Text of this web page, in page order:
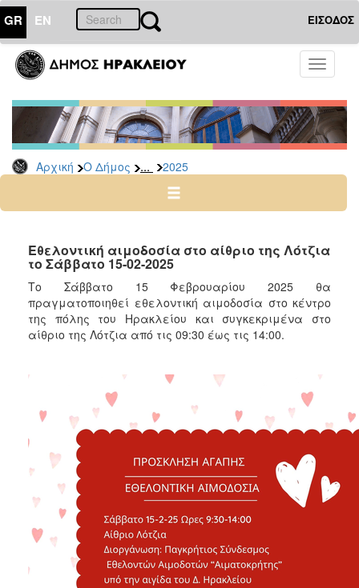
GR EN ΕΙΣΟΔΟΣ
Toggle
Αρχική Ο Δήμος ... 2025
ΔΗΜΟΣ
Δελτία
Τύπου
Αρχείο
2026
2024
2022
2021
2020
2019
2015
2013
2012
2011
2010
2006
Εθελοντική αιμοδοσία στο αίθριο της Λότζια
το Σάββατο 15-02-2025
Το Σάββατο 15 Φεβρουαρίου 2025 θα
πραγματοποιηθεί εθελοντική αιμοδοσία στο κέντρο
της πόλης του Ηρακλείου και συγκεκριμένα στο
αίθριο της Λότζια από τις 09:30 έως τις 14:00.